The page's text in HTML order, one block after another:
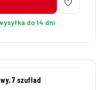
do 14 dni
7 szuflad